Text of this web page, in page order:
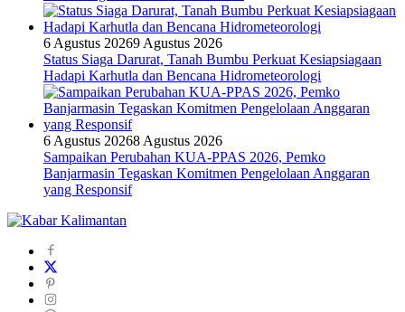
6 Agustus 20269 Agustus 2026
Status Siaga Darurat, Tanah Bumbu Perkuat Kesiapsiagaan
Hadapi Karhutla dan Bencana Hidrometeorologi
6 Agustus 20268 Agustus 2026
Sampaikan Perubahan KUA-PPAS 2026, Pemko
Banjarmasin Tegaskan Komitmen Pengelolaan Anggaran
yang Responsif